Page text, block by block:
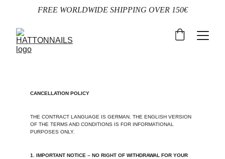
FREE WORLDWIDE SHIPPING OVER 150€
CANCELLATION POLICY
THE CONTRACT LANGUAGE IS GERMAN. THE ENGLISH VERSION
OF THE TERMS AND CONDITIONS IS FOR INFORMATIONAL
PURPOSES ONLY.
1. IMPORTANT NOTICE – NO RIGHT OF WITHDRAWAL FOR YOUR